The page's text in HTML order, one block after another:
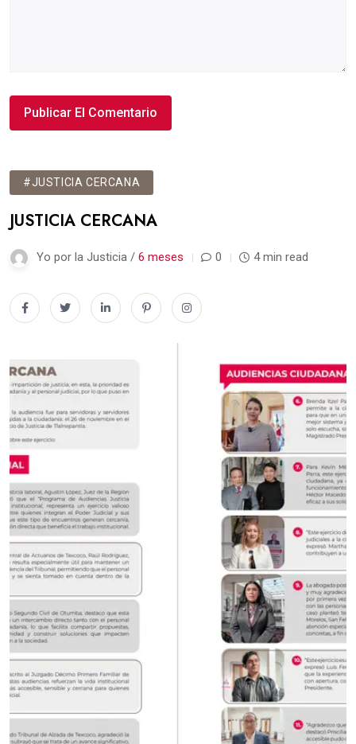
#JUSTICIA CERCANA
JUSTICIA CERCANA
Yo por la Justicia / 6 meses 0 4 min read